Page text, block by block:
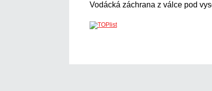
Vodácká záchrana z válce pod